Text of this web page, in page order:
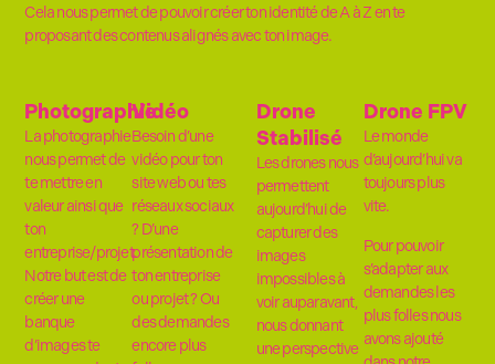
Cela nous permet de pouvoir créer ton identité de A à Z en te
proposant des contenus alignés avec ton image.
Photographie
La photographie
nous permet de
te mettre en
valeur ainsi que
ton
entreprise/projet.
Notre but est de
créer une
banque
d’images te
Vidéo
Besoin d’une
vidéo pour ton
site web ou tes
réseaux sociaux
? D’une
présentation de
ton entreprise
ou projet ? Ou
des demandes
encore plus
Drone
Stabilisé
Les drones nous
permettent
aujourd’hui de
capturer des
images
impossibles à
voir auparavant,
nous donnant
une perspective
Drone FPV
Le monde
d’aujourd’hui va
toujours plus
vite.
Pour pouvoir
s’adapter aux
demandes les
plus folles nous
avons ajouté